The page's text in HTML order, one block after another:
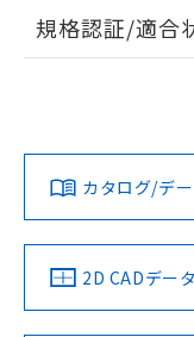
タイムチャート
A: 40mm以上、B:
ダウンロードデータ
みください。
ソフトウェアの使用条
EU RoHS 注意
対応済み
中国 RoHS 注意
規格認証/適合
LR型式承認
（イギリス
船舶規格）
No
カタログ/デ
2D CADデータ